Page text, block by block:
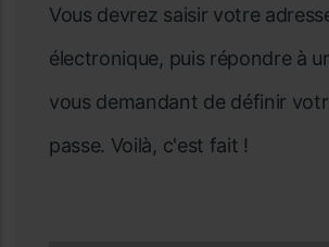
Vous devrez saisir votre
électronique, puis répondre à
vous demandant de définir
passe. Voilà, c'est fait !